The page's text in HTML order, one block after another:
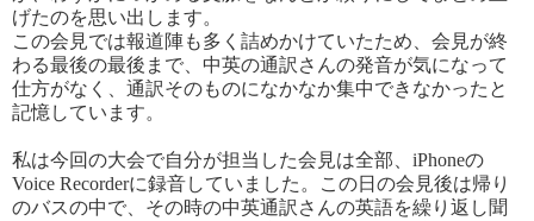
げたのを思い出します。
この会見では報道陣も多く詰めかけていたため、会見が終
わる最後の最後まで、中英の通訳さんの発音が気になって
仕方がなく、通訳そのものになかなか集中できなかったと
記憶しています。
私は今回の大会で自分が担当した会見は全部、iPhoneの
Voice Recorderに録音していました。この日の会見後は帰り
のバスの中で、その時の中英通訳さんの英語を繰り返し聞